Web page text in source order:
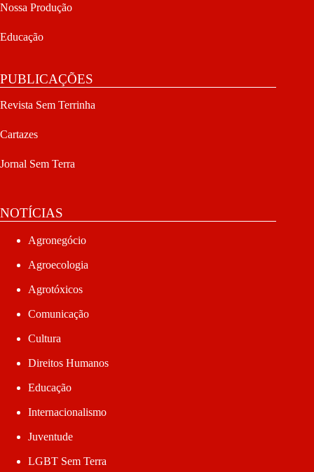
Nossa Produção
Educação
PUBLICAÇÕES
Revista Sem Terrinha
Cartazes
Jornal Sem Terra
NOTÍCIAS
Agronegócio
Agroecologia
Agrotóxicos
Comunicação
Cultura
Direitos Humanos
Educação
Internacionalismo
Juventude
LGBT Sem Terra